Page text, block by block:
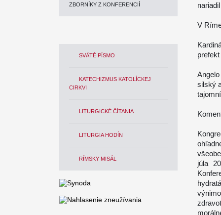
ZBORNÍKY Z KONFERENCIÍ
SVÄTÉ PÍSMO
KATECHIZMUS KATOLÍCKEJ
CIRKVI
LITURGICKÉ ČÍTANIA
LITURGIA HODÍN
RÍMSKY MISÁL
V
prefekt
silský
júla